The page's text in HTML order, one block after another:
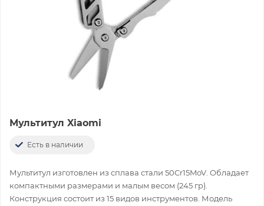
Мультитул Xiaomi
Есть в наличии
Мультитул изготовлен из сплава стали 50Cr15MoV. Обладает
компактными размерами и малым весом (245 гр).
Конструкция состоит из 15 видов инструментов. Модель